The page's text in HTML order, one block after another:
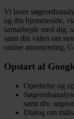
Vi laver
og din hjemmeside,
samarbejde med dig,
samt din viden om
online annoncering,
Opstart af
Oprettelse og
samt div.
Dialog om